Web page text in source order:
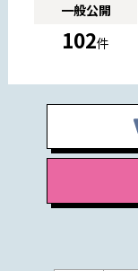
一般公開
102件